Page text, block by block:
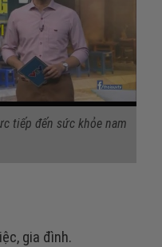
tiếp đến sức khỏe nam
gia đình.